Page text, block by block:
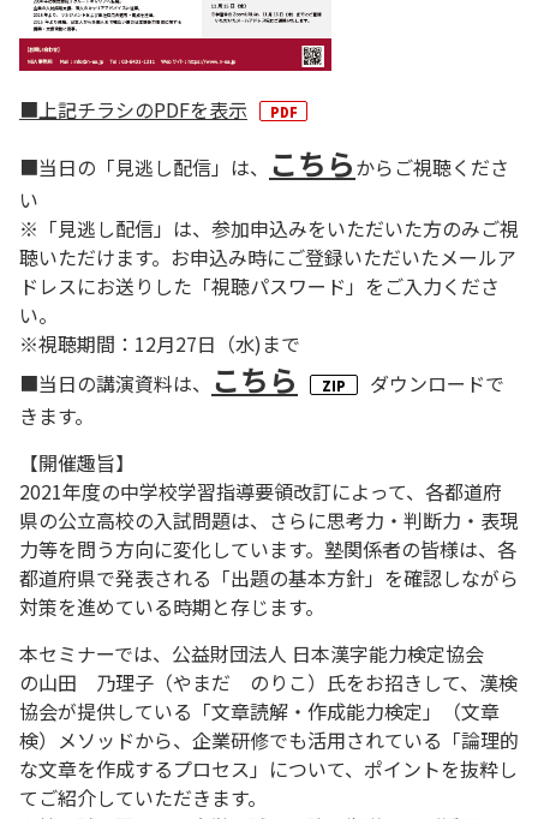
■上記チラシのPDFを表示
■当日の「見逃し配信」は、 こちらからご視聴くださ
い
※「見逃し配信」は、参加申込みをいただいた方のみご視
聴いただけます。お申込み時にご登録いただいたメールア
ドレスにお送りした「視聴パスワード」をご入力くださ
い。
※視聴期間：12月27日（水)まで
■当日の講演資料は、 こちら
ダウンロードで
きます。
【開催趣旨】
2021年度の中学校学習指導要領改訂によって、各都道府
県の公立高校の入試問題は、さらに思考力・判断力・表現
力等を問う方向に変化しています。塾関係者の皆様は、各
都道府県で発表される「出題の基本方針」を確認しながら
対策を進めている時期と存じます。
本セミナーでは、公益財団法人 日本漢字能力検定協会
の山田 乃理子（やまだ のりこ）氏をお招きして、漢検
協会が提供している「文章読解・作成能力検定」（文章
検）メソッドから、企業研修でも活用されている「論理的
な文章を作成するプロセス」について、ポイントを抜粋し
てご紹介していただきます。